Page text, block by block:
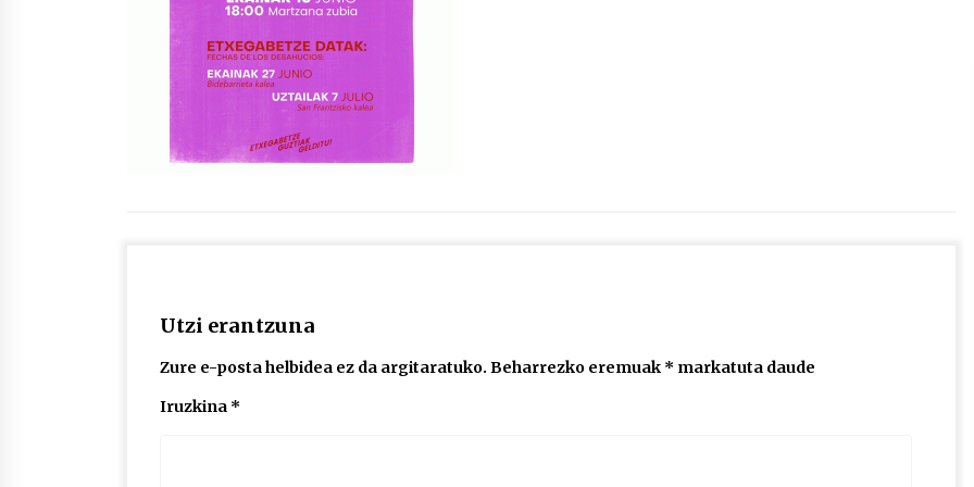
protagonista
2026/07/16
POTTO: San Pedro jaietako bertso-
saioa
Utzi erantzuna
Zure e-posta helbidea ez da argitaratuko. Beharrezko eremuak * markatuta daude
Iruzkina *